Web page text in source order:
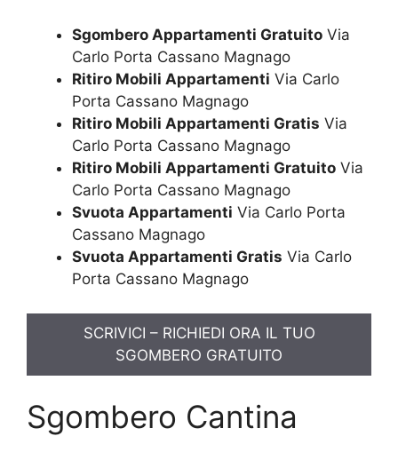
Sgombero Appartamenti Gratuito Via
Carlo Porta Cassano Magnago
Ritiro Mobili Appartamenti Via Carlo
Porta Cassano Magnago
Ritiro Mobili Appartamenti Gratis Via
Carlo Porta Cassano Magnago
Ritiro Mobili Appartamenti Gratuito Via
Carlo Porta Cassano Magnago
Svuota Appartamenti Via Carlo Porta
Cassano Magnago
Svuota Appartamenti Gratis Via Carlo
Porta Cassano Magnago
SCRIVICI – RICHIEDI ORA IL TUO
SGOMBERO GRATUITO
Sgombero Cantina